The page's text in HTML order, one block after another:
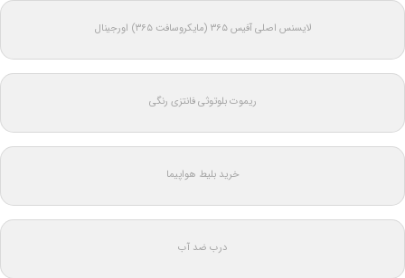
لایسنس اصلی آفیس ۳۶۵ (مایکروسافت ۳۶۵) اورجینال
ریموت بلوتوثی فانتزی رنگی
خرید بلیط هواپیما
درب ضد آب